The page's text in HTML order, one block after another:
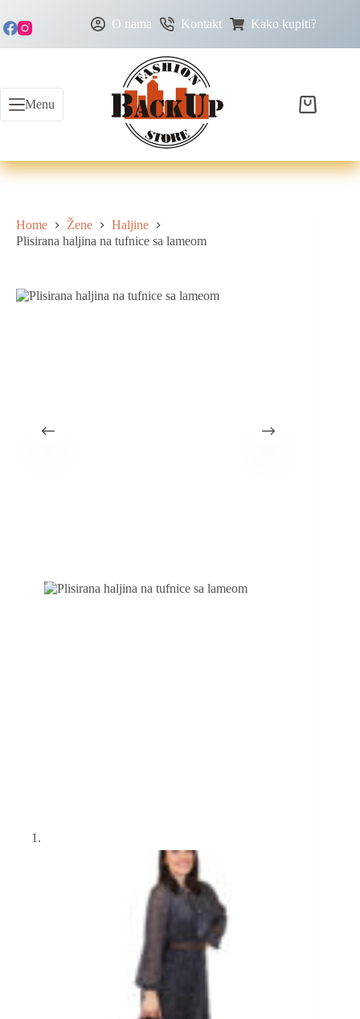
O nama Kontakt Kako kupiti?
Menu
Home Žene
Haljine
Plisirana haljina na tufnice sa lameom